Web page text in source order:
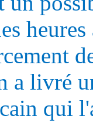
a livré
qui